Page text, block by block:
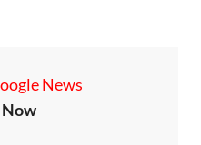
News
Now